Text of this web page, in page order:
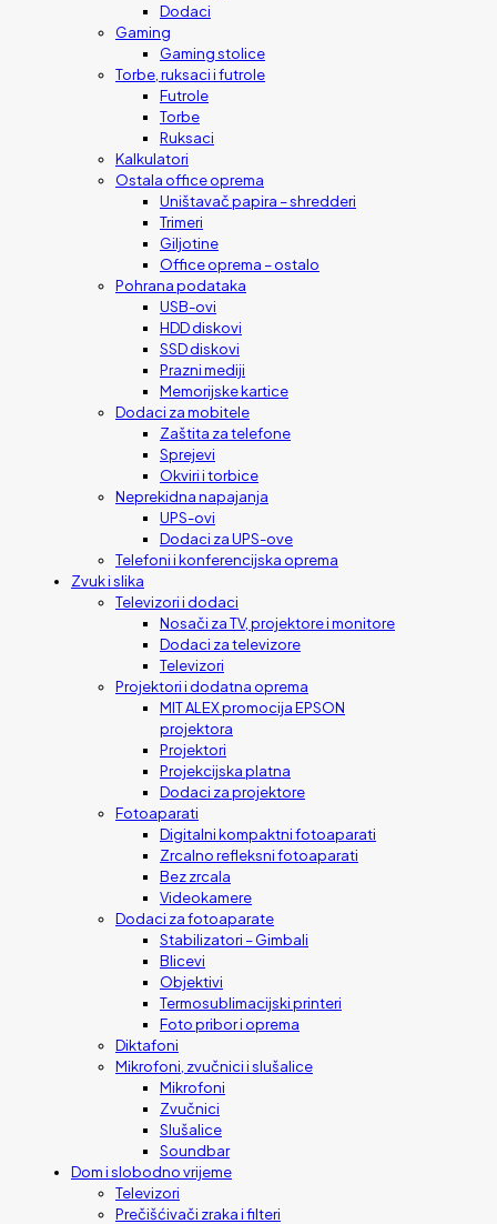
Dodaci
Gaming
Gaming stolice
Torbe, ruksaci i futrole
Futrole
Torbe
Ruksaci
Kalkulatori
Ostala office oprema
Uništavač papira – shredderi
Trimeri
Giljotine
Office oprema – ostalo
Pohrana podataka
USB-ovi
HDD diskovi
SSD diskovi
Prazni mediji
Memorijske kartice
Dodaci za mobitele
Zaštita za telefone
Sprejevi
Okviri i torbice
Neprekidna napajanja
UPS-ovi
Dodaci za UPS-ove
Telefoni i konferencijska oprema
Zvuk i slika
Televizori i dodaci
Nosači za TV, projektore i monitore
Dodaci za televizore
Televizori
Projektori i dodatna oprema
MIT ALEX promocija EPSON
projektora
Projektori
Projekcijska platna
Dodaci za projektore
Fotoaparati
Digitalni kompaktni fotoaparati
Zrcalno refleksni fotoaparati
Bez zrcala
Videokamere
Dodaci za fotoaparate
Stabilizatori – Gimbali
Blicevi
Objektivi
Termosublimacijski printeri
Foto pribor i oprema
Diktafoni
Mikrofoni, zvučnici i slušalice
Mikrofoni
Zvučnici
Slušalice
Soundbar
Dom i slobodno vrijeme
Televizori
Prečišćivači zraka i filteri